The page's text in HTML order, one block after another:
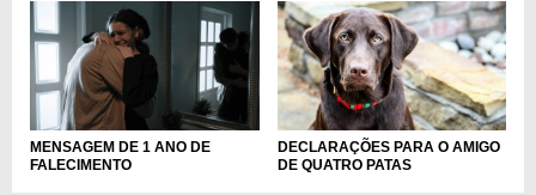
MENSAGEM DE 1 ANO DE
FALECIMENTO
DECLARAÇÕES PARA O AMIGO
DE QUATRO PATAS